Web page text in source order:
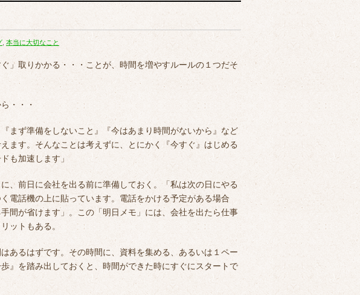
本当に大切なこと
」取りかかる・・・ことが、時間を増やすルールの１つだそ
・・・
まず準備をしないこと』『今はあまり時間がないから』など
ます。そんなことは考えずに、とにかく『今すぐ』はじめる
も加速します」
、前日に会社を出る前に準備しておく。「私は次の日にやる
電話機の上に貼っています。電話をかける予定がある場合
間が省けます」。この「明日メモ」には、会社を出たら仕事
ットもある。
あるはずです。その時間に、資料を集める、あるいは１ペー
』を踏み出しておくと、時間ができた時にすぐにスタートで